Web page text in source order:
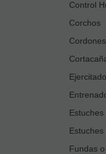
Control
Corchos
Fundas